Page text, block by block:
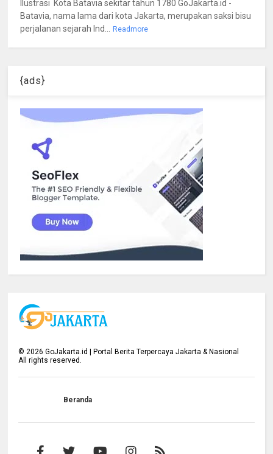
Ilustrasi Kota Batavia sekitar tahun 1780 GoJakarta.id -
Batavia, nama lama dari kota Jakarta, merupakan saksi bisu
perjalanan sejarah Ind... Readmore
{ads}
©2026 GoJakarta.id | Portal Berita Terpercaya Jakarta & Nasional
All rights reserved.
Beranda